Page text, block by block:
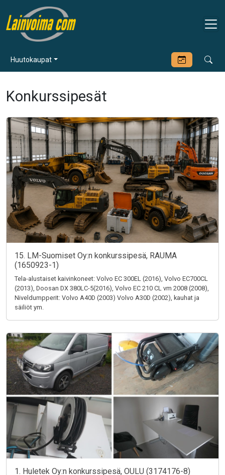
Huutokaupat
Konkurssipesät
15. LM-Suomiset Oy:n konkurssipesä, RAUMA
(1650923-1)
Tela-alustaiset kaivinkoneet: Volvo EC 300EL (2016), Volvo EC700CL
(2013), Doosan DX 380LC-5(2016), Volvo EC 210 CL vm 2008 (2008),
Niveldumpperit: Volvo A40D (2003) Volvo A30D (2002), kauhat ja
säiliöt ym.
1. Huletek Oy:n konkurssipesä, OULU (3174176-8)